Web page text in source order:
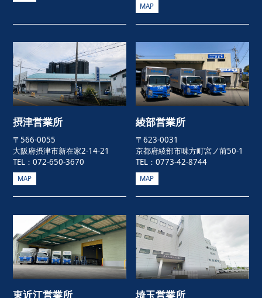
MAP
摂津営業所
〒566-0055
大阪府摂津市新在家2-14-21
TEL：072-650-3670
MAP
綾部営業所
〒623-0031
京都府綾部市味方町宮ノ前50-1
TEL：0773-42-8744
MAP
東近江営業所 埼玉営業所